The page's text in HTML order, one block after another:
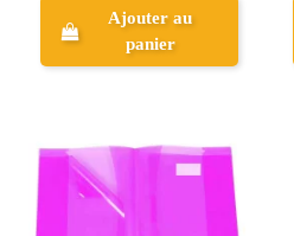
Ajouter au
panier